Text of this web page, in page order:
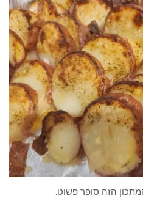
הזה סופר פשוט.